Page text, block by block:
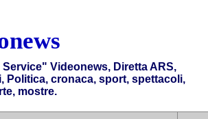
Videonews, Diretta ARS,
Politica, cronaca, sport, spettacoli,
mostre.